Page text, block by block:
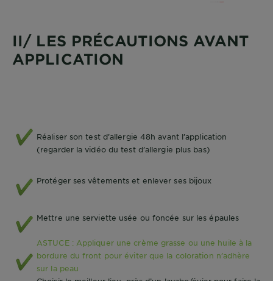
II/ LES PRÉCAUTIONS AVANT
APPLICATION
Réaliser son test d’allergie 48h avant l’application
(regarder la vidéo du test d’allergie plus bas)
Protéger ses vêtements et enlever ses bijoux
Mettre une serviette usée ou foncée sur les épaules
ASTUCE : Appliquer une crème grasse ou une huile à la
bordure du front pour éviter que la coloration n’adhère
sur la peau